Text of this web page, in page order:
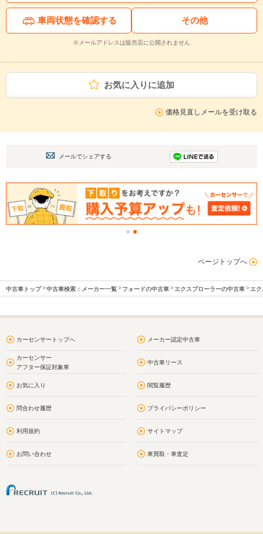
車両状態を確認する その他
※メールアドレスは販売店に公開されません
お気に入りに追加
価格見直しメールを受け取る
メールでシェアする
ページトップへ
中古車トップ 中古車検索：メーカー一覧 フォードの中古車 エクスプローラーの中古車 エ
カーセンサートップへ メーカー認定中古車
カーセンサー
アフター保証対象車
中古車リース
お気に入り 閲覧履歴
問合わせ履歴 プライバシーポリシー
利用規約 サイトマップ
お問い合わせ 車買取・車査定